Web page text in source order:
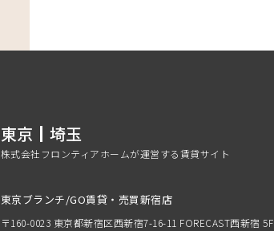
東京 埼玉
株式会社フロンティアホームが運営する賃貸サイト
東京ブランチ/GO賃貸・売買新宿店
〒160-0023 東京都新宿区西新宿7-16-11 FORECAST西新宿 5F